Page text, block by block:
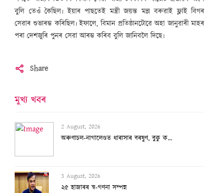
বুলি তেওঁ কৈছিল৷ ইয়াৰ পাছতেই মন্ত্ৰী জয়ন্ত মল্ল বৰুৱাই ফ্লাই বিগৰ
সেৱাৰ শুভাৰম্ভ কৰিছিল৷ ইফালে, বিমান প্ৰতিষ্ঠানটোৱে অহা জানুৱাৰী মাহৰ
পৰা দেশজুৰি পুনৰ সেৱা আৰম্ভ কৰিব বুলি জানিবলৈ দিছে৷
Share
মুখ্য খবৰ
2 August, 2026
অৰুণাচল-নাগালেণ্ডত ধাৰাসাৰ বৰষুণ, বুকু ক...
3 August, 2026
২৫ হাজাৰৰ স্ব-গণনা সম্পন্ন